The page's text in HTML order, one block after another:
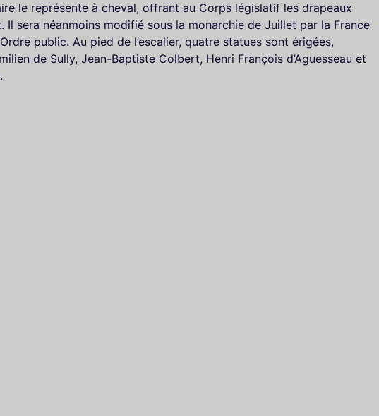
le représente à cheval, offrant au Corps législatif les drapeaux
Il sera néanmoins modifié sous la monarchie de Juillet par la France
public. Au pied de l’escalier, quatre statues sont érigées,
de Sully, Jean-Baptiste Colbert, Henri François d’Aguesseau et